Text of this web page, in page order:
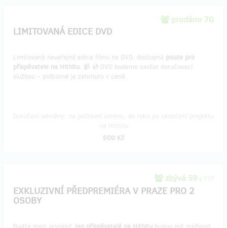
prodáno 70
LIMITOVANÁ EDICE DVD
Limitovaná neveřejná edice filmu na DVD, dostupná pouze pro
přispěvatele na Hithitu. 📹 💿 DVD budeme zasílat doručovací
službou – poštovné je zahrnuto v ceně.
600 Kč
zbývá 59 z 177
EXKLUZIVNÍ PŘEDPREMIÉRA V PRAZE PRO 2
OSOBY
Buďte mezi prvními! Jen přispěvatelé na Hithitu budou mít možnost